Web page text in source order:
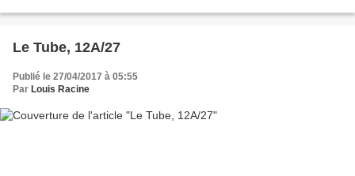
Le Tube, 12A/27
Publié le 27/04/2017 à 05:55
Par Louis Racine